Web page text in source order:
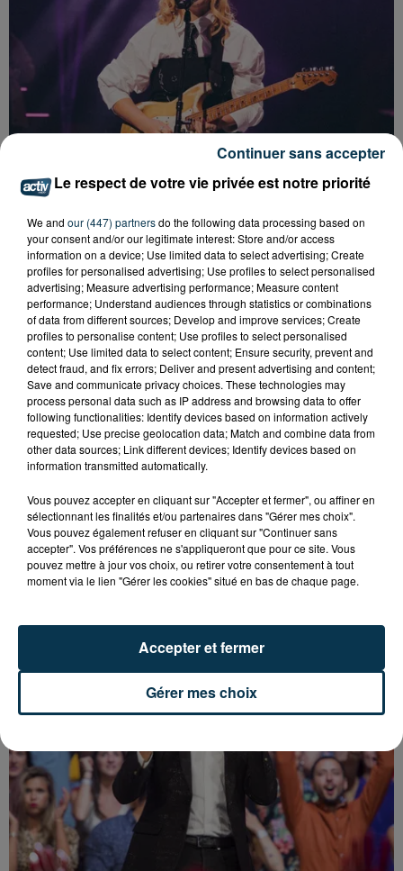
SAINT-ÉTIENNE : SANTA ET BIANCA COSTA EN
CONCERT GRATUIT CE VENDREDI
LA BOUM DÉBARQUE À SAINT-ETIENNE !
Le respect de votre vie privée est notre priorité
We and our (447) partnersdo the following data processing based on
your consent and/or our legitimate interest: Store and/or access
information on a device; Use limited data to select advertising; Create
profiles for personalised advertising; Use profiles to select personalised
advertising; Measure advertising performance; Measure content
performance; Understand audiences through statistics or combinations
of data from different sources; Develop and improve services; Create
profiles to personalise content; Use profiles to select personalised
content; Use limited data to select content; Ensure security, prevent and
detect fraud, and fix errors; Deliver and present advertising and content;
Save and communicate privacy choices. These technologies may
process personal data such as IP address and browsing data to offer
following functionalities: Identify devices based on information actively
requested; Use precise geolocation data; Match and combine data from
other data sources; Link different devices; Identify devices based on
information transmitted automatically.
Vous pouvez accepter en cliquant sur "Accepter et fermer", ou affiner en
sélectionnant les finalités et/ou partenaires dans "Gérer mes choix".
Vous pouvez également refuser en cliquant sur "Continuer sans
accepter". Vos préférences ne s'appliqueront que pour ce site. Vous
pouvez mettre à jour vos choix, ou retirer votre consentement à tout
moment via le lien "Gérer les cookies" situé en bas de chaque page.
Gérer mes choix
Accepter et fermer
Continuer sans accepter